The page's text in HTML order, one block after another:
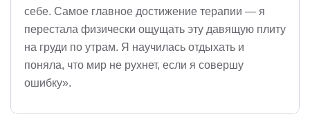
себе. Самое главное достижение терапии — я
перестала физически ощущать эту давящую плиту
на груди по утрам. Я научилась отдыхать и
поняла, что мир не рухнет, если я совершу
ошибку».